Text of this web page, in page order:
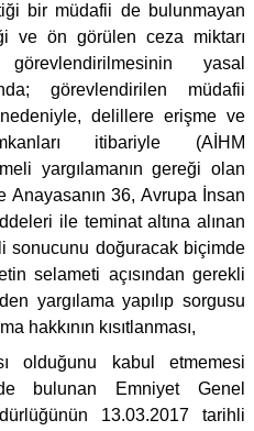
bir müdafii de bulunmayan
ve ön görülen ceza miktarı
yasal
görevlendirilen müdafii
delillere erişme ve
itibariyle (AİHM
yargılamanın gereği olan
36, Avrupa İnsan
ile teminat altına alınan
sonucunu doğuracak biçimde
selameti açısından gerekli
yargılama yapılıp sorgusu
hakkının kısıtlanması,
olduğunu kabul etmemesi
bulunan Emniyet Genel
13.03.2017 tarihli